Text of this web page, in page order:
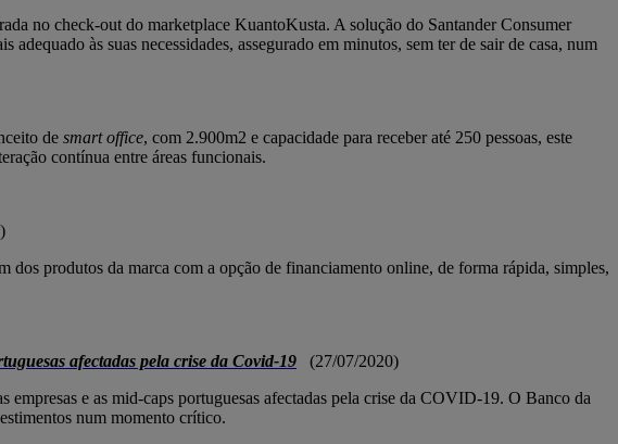
no check-out do marketplace KuantoKusta. A solução do Santander Consumer
às suas necessidades, assegurado em minutos, sem ter de sair de casa, num
de smart office, com 2.900m2 e capacidade para receber até 250 pessoas, este
contínua entre áreas funcionais.
produtos da marca com a opção de financiamento online, de forma rápida, simples,
afectadas pela crise da Covid-19
(27/07/2020)
e as mid-caps portuguesas afectadas pela crise da COVID-19. O Banco da
num momento crítico.